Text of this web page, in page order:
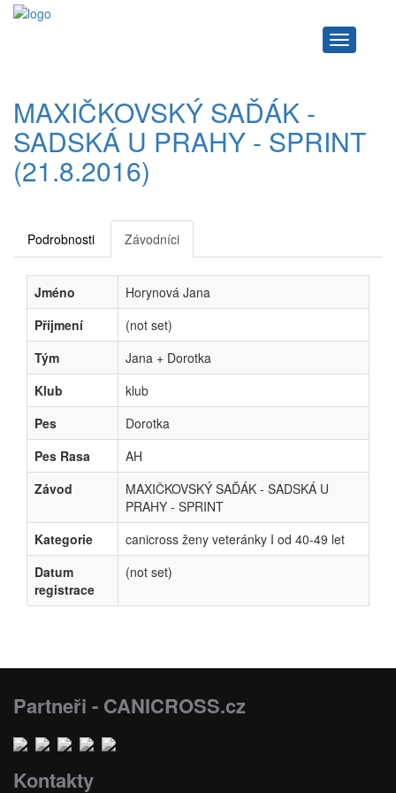
Navigace
MAXIČKOVSKÝ SAĎÁK -
SADSKÁ U PRAHY - SPRINT
(21.8.2016)
Podrobnosti Závodníci
Jméno
Horynová Jana
Příjmení
(not set)
Tým
Jana + Dorotka
Klub
klub
Pes
Dorotka
Pes Rasa
AH
Závod
MAXIČKOVSKÝ SAĎÁK - SADSKÁ U
PRAHY - SPRINT
Kategorie
canicross ženy veteránky I od 40-49 let
Datum
registrace
(not set)
Partneři - CANICROSS.cz
Kontakty